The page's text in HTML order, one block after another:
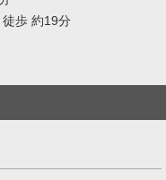
歩 約19分